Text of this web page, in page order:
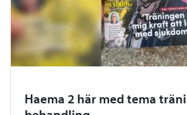
Haema 2 här med tema